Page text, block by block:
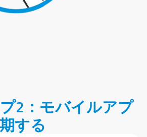
2：モバイルアプ
する